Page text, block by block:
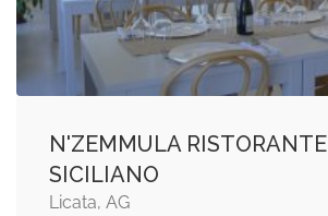
N'ZEMMULA RISTORANTE
SICILIANO
Licata, AG